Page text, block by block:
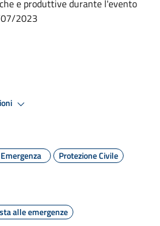
e produttive durante l'evento
2023
Emergenza Protezione Civile
alle emergenze